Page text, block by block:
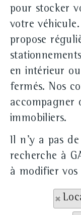
pour stocker
votre
propose
en intérieur
fermés. Nos
accompagner
immobiliers.
Il n'y a pas
recherche à
à modifier